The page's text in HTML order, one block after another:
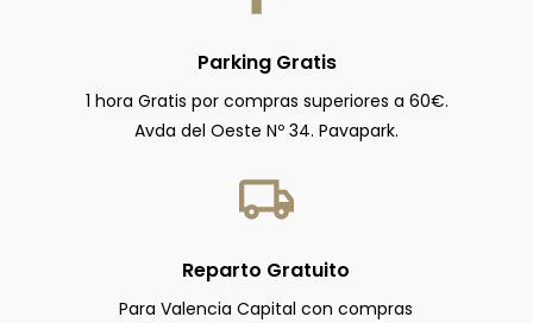
Parking Gratis
1 hora Gratis por compras superiores a 60€.
Avda del Oeste Nº 34. Pavapark.
Reparto Gratuito
Para Valencia Capital con compras